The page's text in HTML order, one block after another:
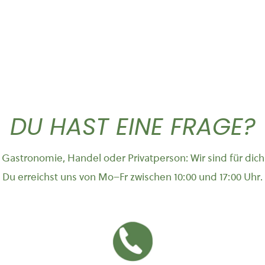
DU HAST EINE FRAGE?
Handel oder Privatperson: Wir sind für
Du erreichst uns von Mo–Fr zwischen 10:00 und 17:00 Uhr.